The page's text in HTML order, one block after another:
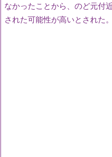
なかったことから、のど元付
された可能性が高いとされた。